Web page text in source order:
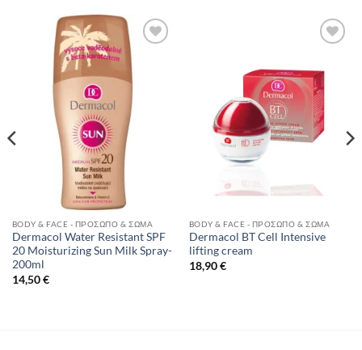
Wishlist
BODY & FACE - ΠΡΌΣΩΠΟ & ΣΏΜΑ
Dermacol Water Resistant SPF
20 Moisturizing Sun Milk Spray-
200ml
14,50€
BODY & FACE - ΠΡΌΣΩΠΟ & ΣΏΜΑ
Dermacol BT Cell Intensive
lifting cream
18,90€